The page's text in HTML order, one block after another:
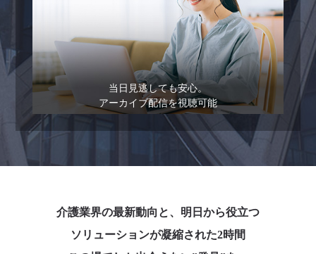
当日見逃しても安心。
アーカイブ配信を視聴可能
介護業界の最新動向と、明日から役立つ
ソリューションが凝縮された2時間